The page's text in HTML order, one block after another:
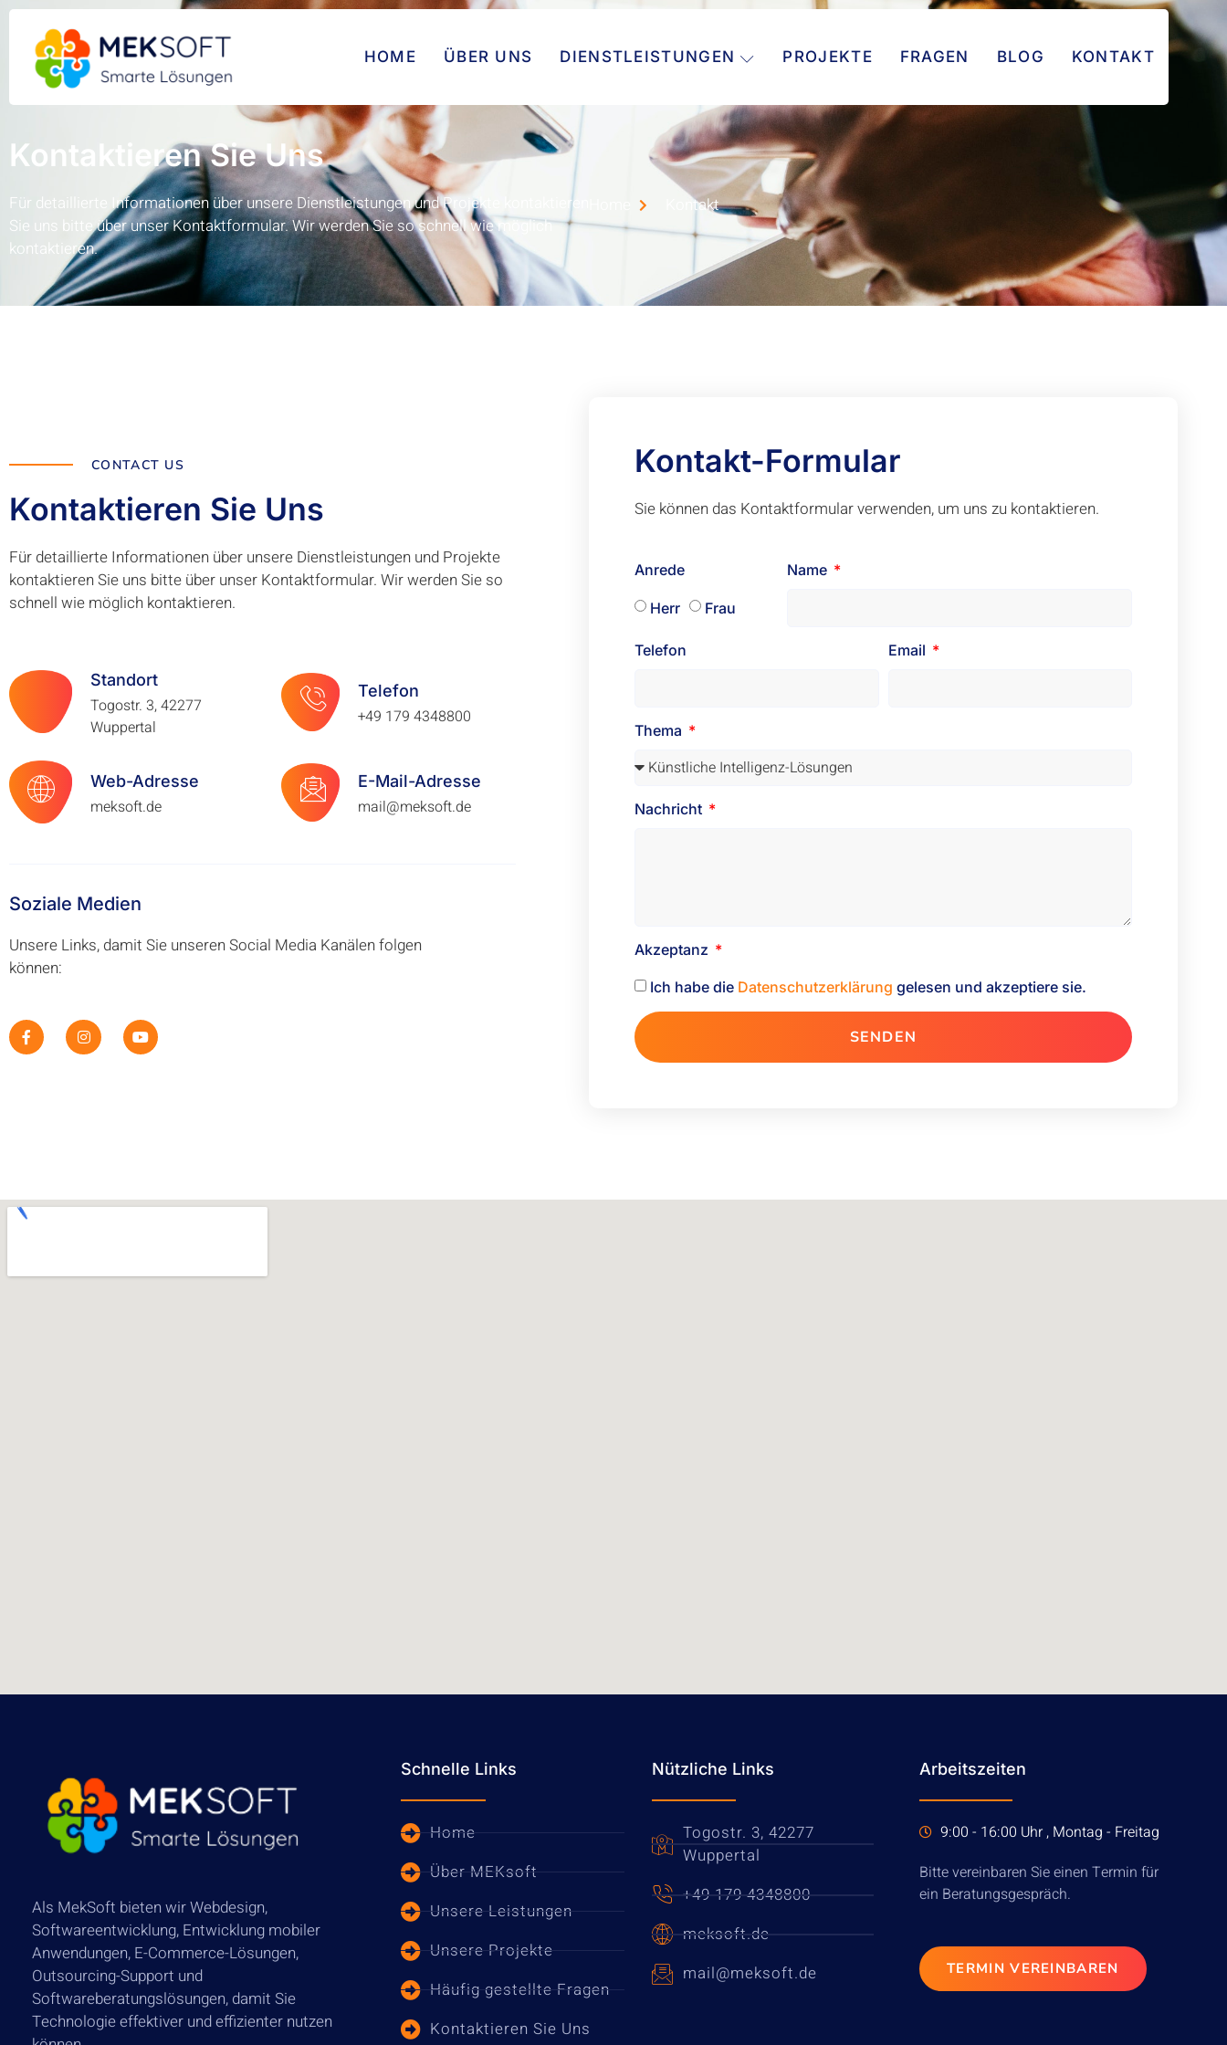
HOME ÜBER UNS DIENSTLEISTUNGEN PROJEKTE FRAGEN BLOG KONTAKT
Kontaktieren Sie Uns
Für detaillierte Informationen über unsere Dienstleistungen und Projekte kontaktieren
Sie uns bitte über unser Kontaktformular. Wir werden Sie so schnell wie möglich
kontaktieren.
Kontakt
CONTACT US
Kontaktieren Sie Uns
Für detaillierte Informationen über unsere Dienstleistungen und Projekte
kontaktieren Sie uns bitte über unser Kontaktformular. Wir werden Sie so
schnell wie möglich kontaktieren.
Standort
Togostr. 3, 42277
Wuppertal
Telefon
+49 179 4348800
Web-Adresse
meksoft.de
E-Mail-Adresse
mail@meksoft.de
Soziale Medien
Unsere Links, damit Sie unseren Social Media Kanälen folgen
können:
Kontakt-Formular
Sie können das Kontaktformular verwenden, um uns zu kontaktieren.
Anrede
Herr Frau
Name
Telefon Email
Thema
Nachricht
Akzeptanz
Ich habe die Datenschutzerklärung gelesen und akzeptiere sie.
SENDEN
Als MekSoft bieten wir Webdesign,
Softwareentwicklung, Entwicklung mobiler
Anwendungen, E-Commerce-Lösungen,
Outsourcing-Support und
Softwareberatungslösungen, damit Sie
Technologie effektiver und effizienter nutzen
Schnelle Links
Home
Über MEKsoft
Unsere Leistungen
Unsere Projekte
Häufig gestellte Fragen
Kontaktieren Sie Uns
Nützliche Links
Togostr. 3, 42277
Wuppertal
+49 179 4348800
meksoft.de
mail@meksoft.de
Arbeitszeiten
9:00 - 16:00 Uhr , Montag - Freitag
Bitte vereinbaren Sie einen Termin für
ein Beratungsgespräch.
TERMIN VEREINBAREN